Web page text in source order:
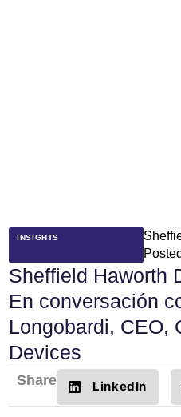
Posted
INSIGHTS
Sheffield Haworth
En conversación
Longobardi, CEO,
Devices
Share LinkedIn